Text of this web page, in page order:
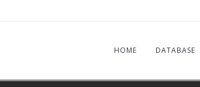
HOME DATABASE